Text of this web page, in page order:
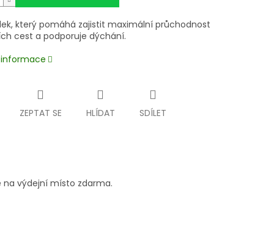
který pomáhá zajistit maximální průchodnost
cest a podporuje dýchání.
ZEPTAT SE HLÍDAT SDÍLET
na výdejní místo zdarma.